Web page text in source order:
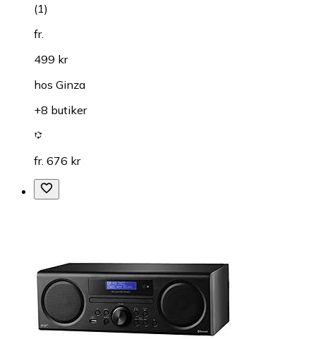
(1)
fr.
499 kr
hos Ginza
+8 butiker
fr. 676 kr